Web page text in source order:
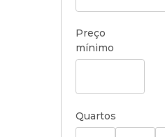
Preço
mínimo
Quartos